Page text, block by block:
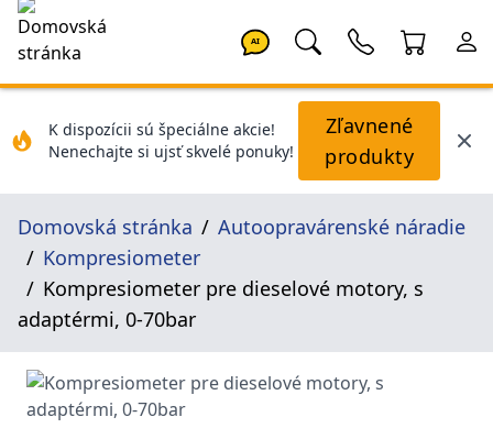
AI
K dispozícii sú špeciálne akcie!
Nenechajte si ujsť skvelé ponuky!
Zľavnené
produkty
Domovská stránka
Autoopravárenské náradie
Kompresiometer
Kompresiometer pre dieselové motory, s
adaptérmi, 0-70bar